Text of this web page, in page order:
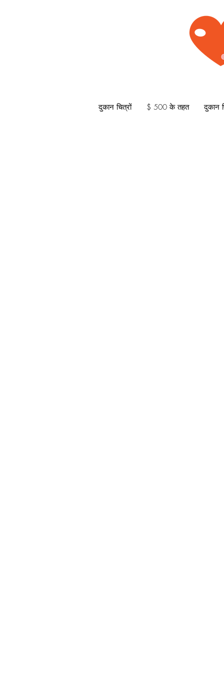
दुकान चित्रों $ 500 के तहत दुकान